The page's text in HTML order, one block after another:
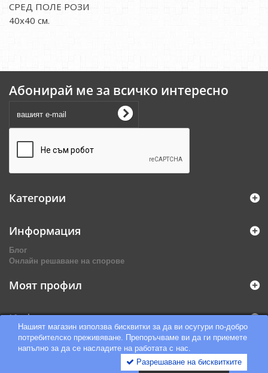
Нашият магазин използва бисквитки за да ви осугури по-добро
потребителско преживяване. Препоръчваме ви да ги приемете
напълно за да се насладите на работата с нас.
Разрешаване на бисквитките
СРЕД ПОЛЕ РОЗИ
40х40 см.
Абонирай ме за всичко интересно
Категории
Информация
Блог
Онлайн решаване на спорове
Моят профил
Информация за магазина